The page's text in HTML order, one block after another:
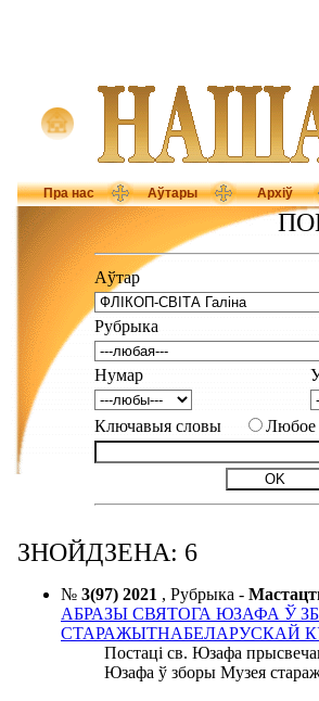
Пра нас Аўтары Архіў
Аўтар
Рубрыка
Нумар
Ключавыя словы Любое
ЗНОЙДЗЕНА: 6
№ 3(97) 2021 , Рубрыка -
АБРАЗЫ СВЯТОГА ЮЗАФА Ў
СТАРАЖЫТНАБЕЛАРУСКАЙ
Постаці св. Юзафа
Юзафа ў зборы Музея